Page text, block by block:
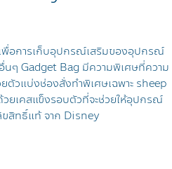
พื่อการเก็บอุปกรณ์เสริมของอุปกรณ์
อื่นๆ Gadget Bag มีความพิเศษที่ความ
แบ่งช่องสั่งทำพิเศษเฉพาะ sheep
เคสแข็งรอบตัวที่จะช่วยให้อุปกรณ์
สิทธิ์แท้ จาก Disney